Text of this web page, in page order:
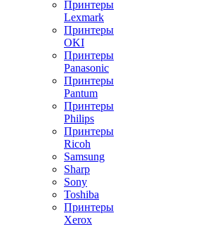
Принтеры
Lexmark
Принтеры
OKI
Принтеры
Panasonic
Принтеры
Pantum
Принтеры
Philips
Принтеры
Ricoh
Samsung
Sharp
Sony
Toshiba
Принтеры
Xerox